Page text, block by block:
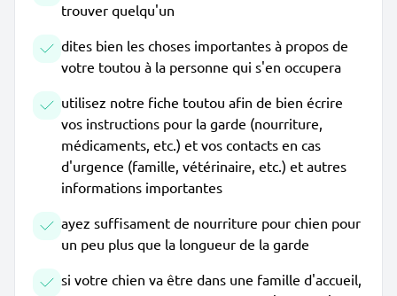
trouver quelqu'un
dites bien les choses importantes à propos de
votre toutou à la personne qui s'en occupera
utilisez notre fiche toutou afin de bien écrire
vos instructions pour la garde (nourriture,
médicaments, etc.) et vos contacts en cas
d'urgence (famille, vétérinaire, etc.) et autres
informations importantes
ayez suffisament de nourriture pour chien pour
un peu plus que la longueur de la garde
si votre chien va être dans une famille d'accueil,